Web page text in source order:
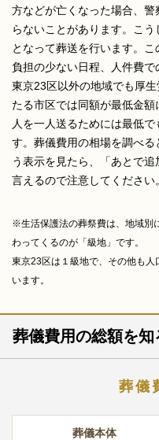
方などが亡くなった場合、
らないことがあります。こ
となって葬送を行います。
負担の少ない日程、人件費で
東京23区以外の地域でも厚
たる市区では同額が最低金額
人を一人送るためには最低
す。葬儀費用の相場を調べ
う表示を見たら、「あとで
言えるので注意してください。
※生活保護法の葬祭費は、地域別
わってくるのが「級地」です。
東京23区は１級地で、その他も
います。
葬儀費用の総額を知
葬儀
葬儀本体